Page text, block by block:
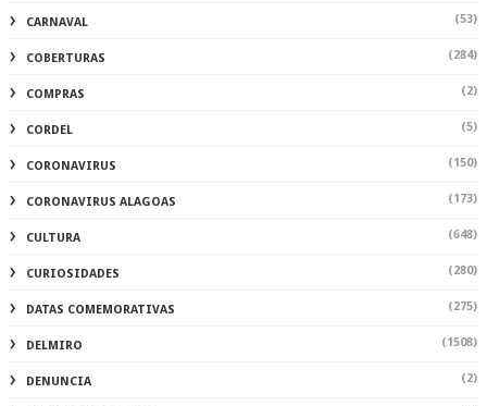
CARNAVAL (53)
COBERTURAS (284)
COMPRAS (2)
CORDEL (5)
CORONAVIRUS (150)
CORONAVIRUS ALAGOAS (173)
CULTURA (648)
CURIOSIDADES (280)
DATAS COMEMORATIVAS (275)
DELMIRO (1508)
DENUNCIA (2)